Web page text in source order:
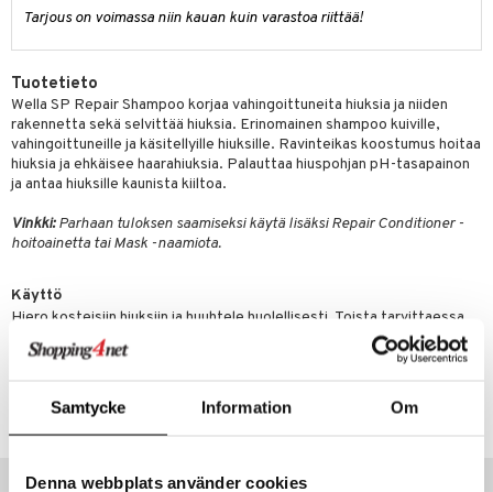
Samtycke Information Om
Denna webbplats använder cookies
Tarjous on voimassa niin kauan kuin varastoa riittää!
Tuotetieto
Wella SP Repair Shampoo korjaa vahingoittuneita hiuksia ja niiden
rakennetta sekä selvittää hiuksia. Erinomainen shampoo kuiville,
vahingoittuneille ja käsitellyille hiuksille. Ravinteikas koostumus hoitaa
hiuksia ja ehkäisee haarahiuksia. Palauttaa hiuspohjan pH-tasapainon
ja antaa hiuksille kaunista kiiltoa.
Vinkki:Parhaan tuloksen saamiseksi käytä lisäksi Repair Conditioner -
hoitoainetta tai Mask -naamiota.
Käyttö
Hiero kosteisiin hiuksiin ja huuhtele huolellisesti. Toista tarvittaessa.
CSP31-WK-250-XX-XX
Vinkkejä sinulle
& saippuat
& Viikset
& saippuat
2: Kirkastus
ja Vartalonhoito
ja naamiot
Huulten Hoito
Elixir
Happy
Happy For Men
Miehille
& Soujaus